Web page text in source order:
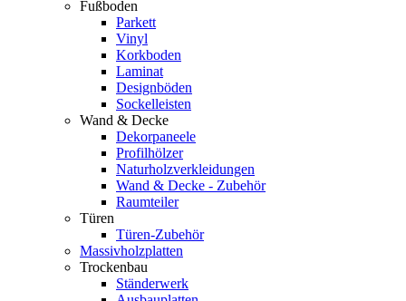
Fußboden
Parkett
Vinyl
Korkboden
Laminat
Designböden
Sockelleisten
Wand & Decke
Dekorpaneele
Profilhölzer
Naturholzverkleidungen
Wand & Decke - Zubehör
Raumteiler
Türen
Türen-Zubehör
Massivholzplatten
Trockenbau
Ständerwerk